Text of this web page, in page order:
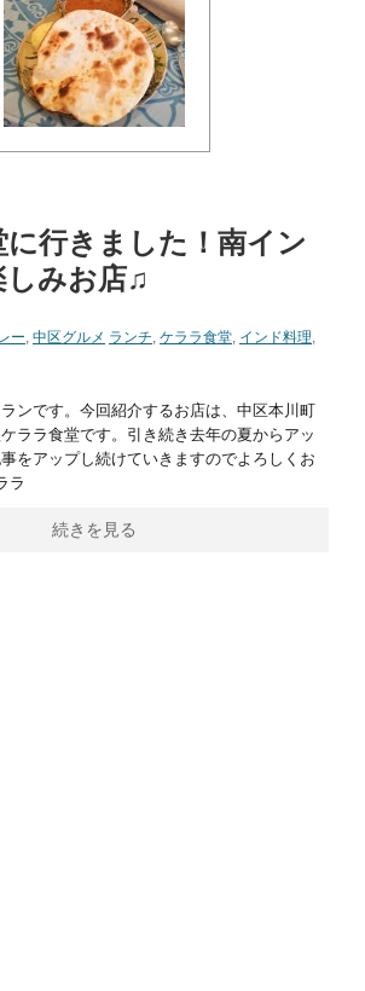
行きました！南イン
しみお店♫
ー, 中区グルメ ランチ, ケララ食堂, インド料理,
ンです。今回紹介するお店は、中区本川町
ララ食堂です。引き続き去年の夏からアッ
をアップし続けていきますのでよろしくお
ラ
続きを見る